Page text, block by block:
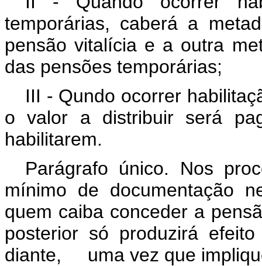
temporárias, caberá a
pensão vitalícia e a outra
das pensões temporárias;
III - Qundo ocorrer
o valor a distribuir será
habilitarem.
Parágrafo único. Nos
mínimo de documentação
quem caiba conceder a
posterior só produzirá
diante, uma vez que